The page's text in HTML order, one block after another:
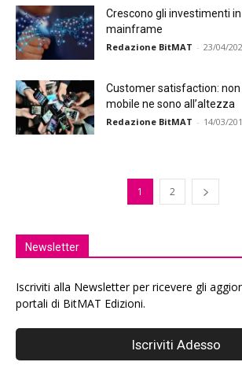
Crescono gli investimenti
mainframe
Redazione BitMAT - 23/04/
Customer satisfaction: non
mobile ne sono all’altezza
Redazione BitMAT - 14/03/
1 2
Newsletter
Iscriviti alla Newsletter per ricevere gli
portali di BitMAT Edizioni.